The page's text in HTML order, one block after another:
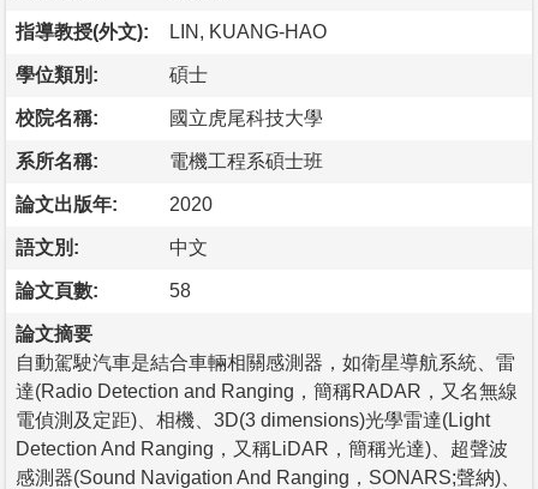
指導教授(外文): LIN, KUANG-HAO
學位類別: 碩士
校院名稱: 國立虎尾科技大學
系所名稱: 電機工程系碩士班
論文出版年: 2020
語文別: 中文
論文頁數: 58
論文摘要
自動駕駛汽車是結合車輛相關感測器，如衛星導航系統、雷
達(Radio Detection and Ranging，簡稱RADAR，又名無線
電偵測及定距)、相機、3D(3 dimensions)光學雷達(Light
Detection And Ranging，又稱LiDAR，簡稱光達)、超聲波
感測器(Sound Navigation And Ranging，SONARS;聲納)、